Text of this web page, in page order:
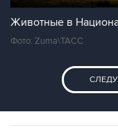
Животные в
Фото: Zuma\ТАСС